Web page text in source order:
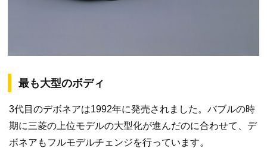
最も大型のボディ
3代目のデボネアは1992年に発売されました。バブルの時
期に三菱の上位モデルの大型化が進んだのに合わせて、デ
ボネアもフルモデルチェンジを行っています。